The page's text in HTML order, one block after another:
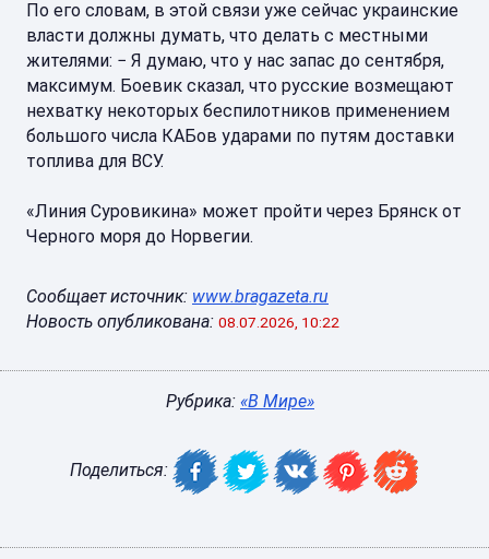
По его словам, в этой связи уже сейчас украинские
власти должны думать, что делать с местными
жителями: − Я думаю, что у нас запас до сентября,
максимум. Боевик сказал, что русские возмещают
нехватку некоторых беспилотников применением
большого числа КАБов ударами по путям доставки
топлива для ВСУ.
«Линия Суровикина» может пройти через Брянск от
Черного моря до Норвегии.
Сообщает источник: www.bragazeta.ru
Новость опубликована: 08.07.2026, 10:22
Рубрика: «В Мире»
Поделиться: